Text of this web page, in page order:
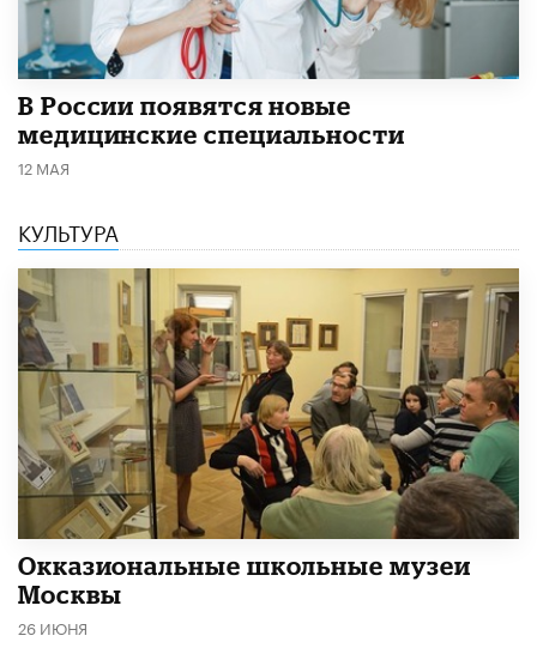
В России появятся новые
медицинские специальности
12 МАЯ
КУЛЬТУРА
​Окказиональные школьные музеи
Москвы
26 ИЮНЯ